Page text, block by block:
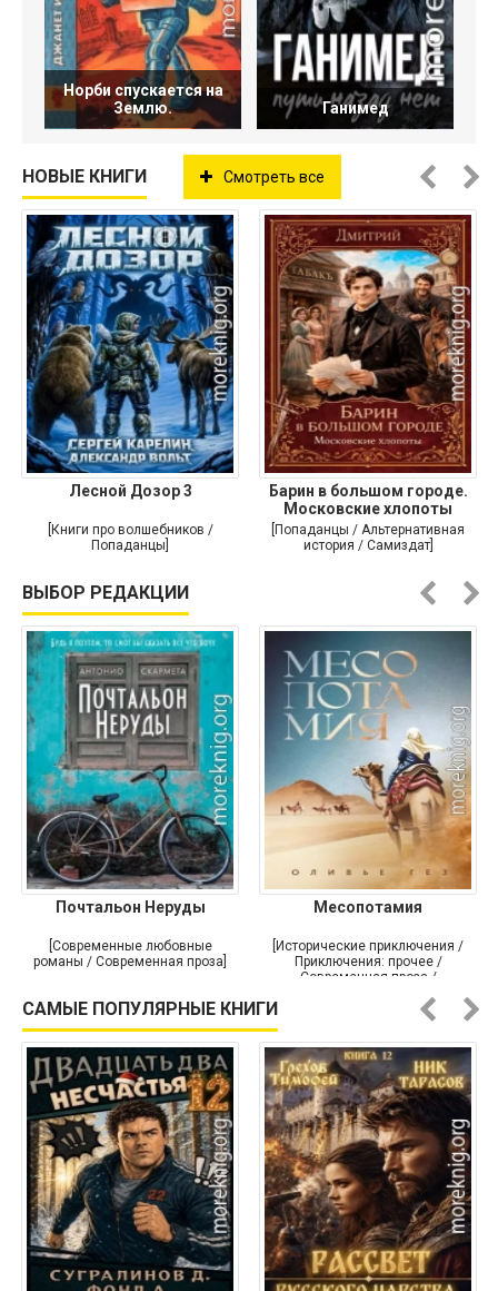
Норби спускается на
Землю.
Ганимед
НОВЫЕ КНИГИ Смотреть все
Лесной Дозор 3
[Книги про волшебников /
Попаданцы]
Барин в большом городе.
Московские хлопоты
[Попаданцы / Альтернативная
история / Самиздат]
ВЫБОР РЕДАКЦИИ
Почтальон Неруды
[Современные любовные
романы / Современная проза]
Месопотамия
[Исторические приключения /
Приключения: прочее /
Современная проза /
САМЫЕ ПОПУЛЯРНЫЕ КНИГИ